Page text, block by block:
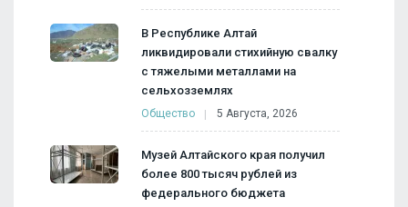
В Республике Алтай
ликвидировали стихийную свалку
с тяжелыми металлами на
сельхозземлях
Общество 5 Августа, 2026
Музей Алтайского края получил
более 800 тысяч рублей из
федерального бюджета